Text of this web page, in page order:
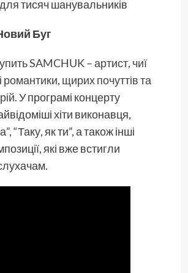
тисяч шанувальників
Буг
SAMCHUK – артист, чиї
романтики, щирих почуттів та
У програмі концерту
хіти виконавця,
“Таку, як ти”, а також інші
які вже встигли